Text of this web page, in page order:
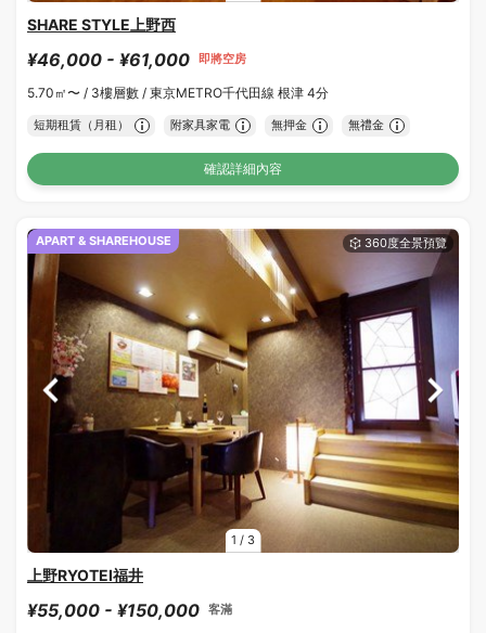
SHARE STYLE上野西
¥46,000 - ¥61,000 即將空房
5.70㎡〜 / 3樓層數 / 東京METRO千代田線 根津 4分
短期租賃（月租） 附家具家電 無押金 無禮金
確認詳細內容
1 / 3
APART & SHAREHOUSE
上野RYOTEI福井
¥55,000 - ¥150,000 客滿